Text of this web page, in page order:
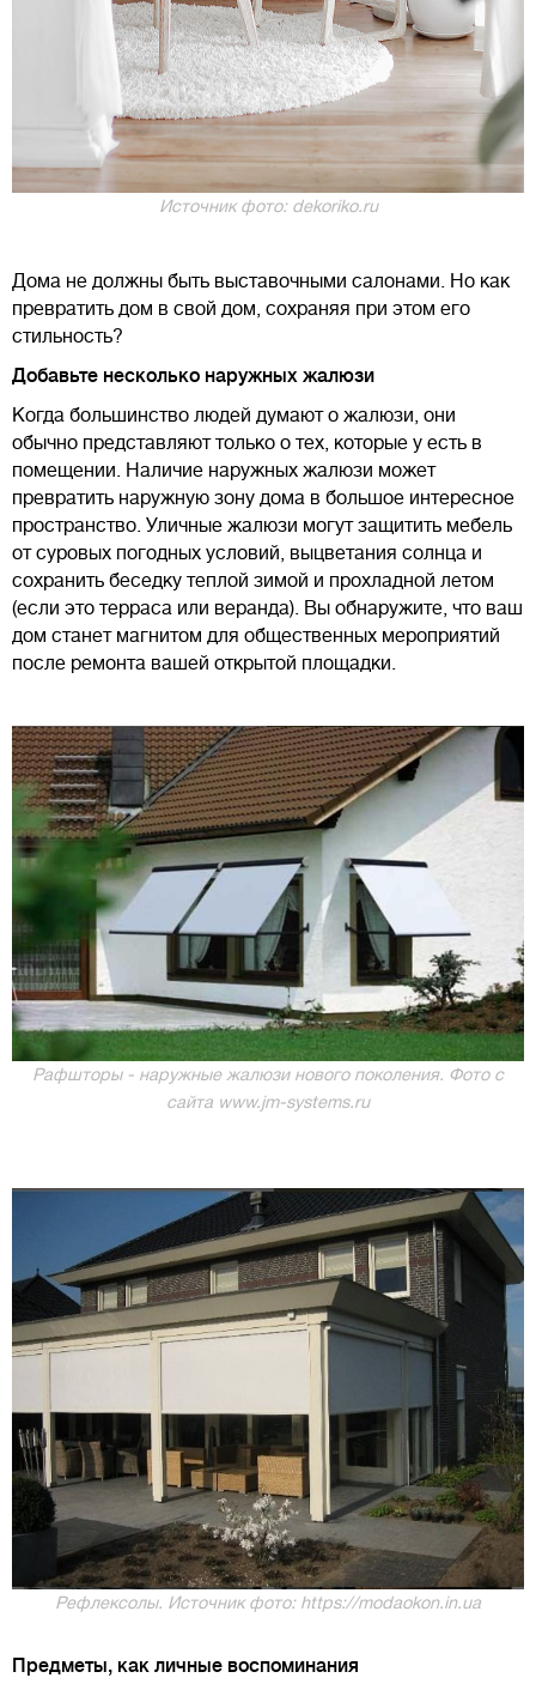
Источник фото: dekoriko.ru
Дома не должны быть выставочными салонами. Но как
превратить дом в свой дом, сохраняя при этом его
стильность?
Добавьте несколько наружных жалюзи
Когда большинство людей думают о жалюзи, они
обычно представляют только о тех, которые у есть в
помещении. Наличие наружных жалюзи может
превратить наружную зону дома в большое интересное
пространство. Уличные жалюзи могут защитить мебель
от суровых погодных условий, выцветания солнца и
сохранить беседку теплой зимой и прохладной летом
(если это терраса или веранда). Вы обнаружите, что ваш
дом станет магнитом для общественных мероприятий
после ремонта вашей открытой площадки.
Рафшторы - наружные жалюзи нового поколения. Фото с
сайта www.jm-systems.ru
Рефлексолы. Источник фото: https://modaokon.in.ua
Предметы, как личные воспоминания